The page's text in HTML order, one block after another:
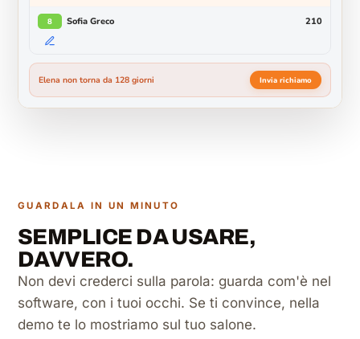
8 Sofia Greco 210
Elena non torna da 128 giorni Invia richiamo
GUARDALA IN UN MINUTO
SEMPLICE DA USARE,
DAVVERO.
Non devi crederci sulla parola: guarda com'è nel
software, con i tuoi occhi. Se ti convince, nella
demo te lo mostriamo sul tuo salone.